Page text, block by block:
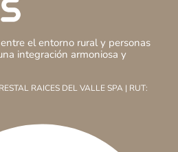
el entorno rural y personas
integración armoniosa y
RAICES DEL VALLE SPA | RUT: